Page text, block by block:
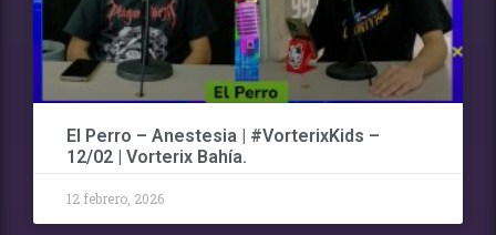
El Perro – Anestesia | #VorterixKids –
12/02 | Vorterix Bahía.
12 febrero, 2026